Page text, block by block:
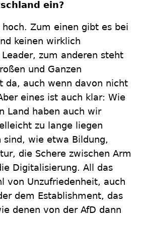
ein?
hoch. Zum einen gibt es bei
keinen wirklich
zum anderen steht
und Ganzen
da, auch wenn davon nicht
eines ist auch klar: Wie
Land haben auch wir
zu lange liegen
sind, wie etwa Bildung,
die Schere zwischen Arm
Digitalisierung. All das
von Unzufriedenheit, auch
dem Establishment, das
denen von der AfD dann